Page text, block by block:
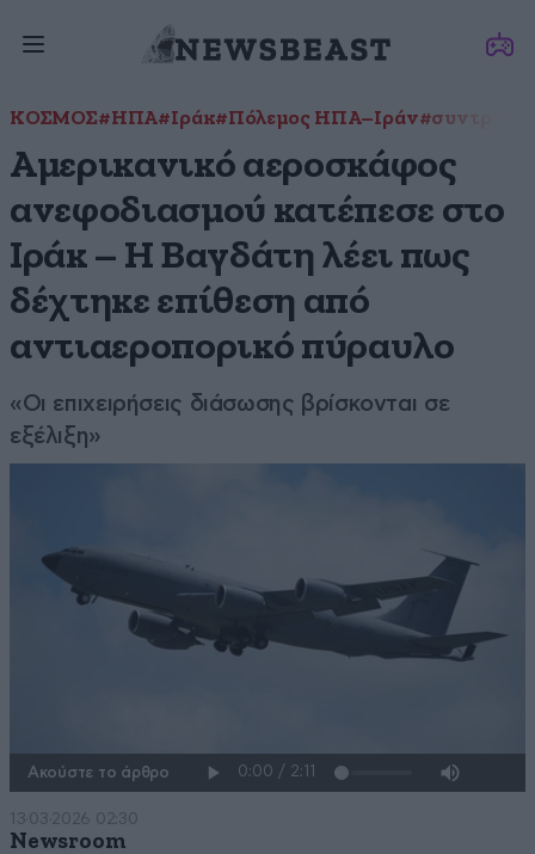
ΚΟΣΜΟΣ#ΗΠΑ#Ιράκ#Πόλεμος ΗΠΑ–Ιράν#συντριβή
Αμερικανικό αεροσκάφος
ανεφοδιασμού κατέπεσε στο
Ιράκ – Η Βαγδάτη λέει πως
δέχτηκε επίθεση από
αντιαεροπορικό πύραυλο
«Οι επιχειρήσεις διάσωσης βρίσκονται σε
εξέλιξη»
Ακούστε το άρθρο
13·03·2026 02:30
Newsroom